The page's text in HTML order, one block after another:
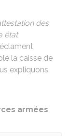
des
état
la caisse de
expliquons.
armées